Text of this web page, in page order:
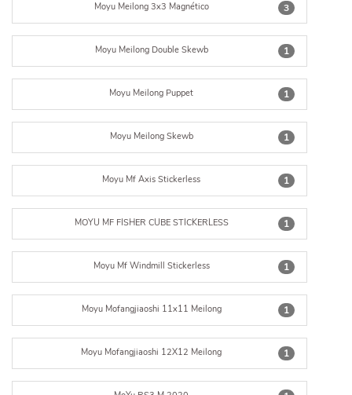
3
Moyu Meilong 3x3 Magnético
1
Moyu Meilong Double Skewb
1
Moyu Meilong Puppet
1
Moyu Meilong Skewb
1
Moyu Mf Axis Stickerless
1
MOYU MF FISHER CUBE STICKERLESS
1
Moyu Mf Windmill Stickerless
1
Moyu Mofangjiaoshi 11x11 Meilong
1
Moyu Mofangjiaoshi 12X12 Meilong